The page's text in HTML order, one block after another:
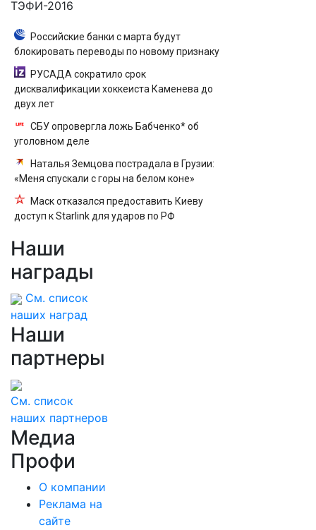
ТЭФИ-2016
Российские банки с марта будут
блокировать переводы по новому признаку
РУСАДА сократило срок
дисквалификации хоккеиста Каменева до
двух лет
СБУ опровергла ложь Бабченко* об
уголовном деле
Наталья Земцова пострадала в Грузии:
«Меня спускали с горы на белом коне»
Маск отказался предоставить Киеву
доступ к Starlink для ударов по РФ
Наши
награды
См. список
наших наград
Наши
партнеры
См. список
наших партнеров
Медиа
Профи
О компании
Реклама на
сайте